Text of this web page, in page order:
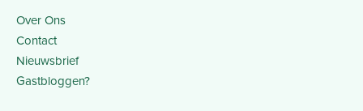
Over Ons
Contact
Nieuwsbrief
Gastbloggen?